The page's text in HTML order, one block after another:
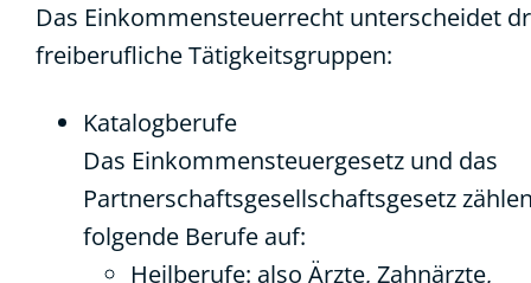
Das Einkommensteuerrecht unterscheidet
freiberufliche Tätigkeitsgruppen:
Katalogberufe
Das Einkommensteuergesetz und das
Partnerschaftsgesellschaftsgesetz
folgende Berufe auf:
Heilberufe: also Ärzte, Zahnärzte,